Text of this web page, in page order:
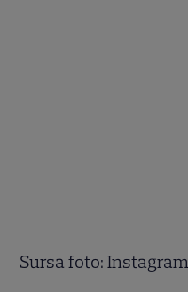
Sursa foto: Instagram